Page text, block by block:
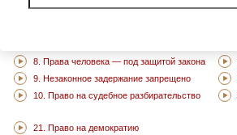
5. Пытки запрещены
8. Права человека — под защитой закона
9. Незаконное задержание запрещено
10. Право на судебное разбирательство
21. Право на демократию